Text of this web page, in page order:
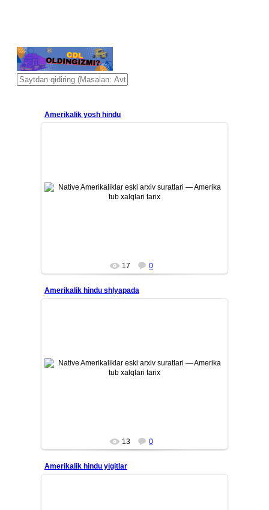
Amerikalik yosh hindu
Amerika tub aholisi — Native Amerikaliklarning eski tarixiy
arxiv suratlari. Qadimiy qabilalar, ularning madaniyati, ...
17 0
Amerikalik hindu shlyapada
Amerika tub aholisi — Native Amerikaliklarning eski tarixiy
arxiv suratlari. Qadimiy qabilalar, ularning madaniyati, ...
13 0
Amerikalik hindu yigitlar